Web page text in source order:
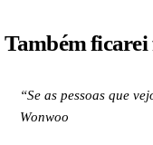
Também ficarei
“Se as pessoas que
Wonwoo